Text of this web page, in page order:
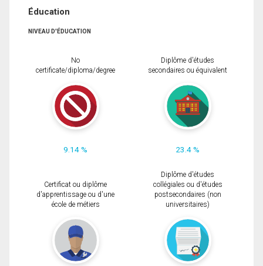
Éducation
NIVEAU D'ÉDUCATION
No
certificate/diploma/degree
9.14 %
Diplôme d'études
secondaires ou équivalent
23.4 %
Certificat ou diplôme
d'apprentissage ou d'une
école de métiers
Diplôme d'études
collégiales ou d'études
postsecondaires (non
universitaires)